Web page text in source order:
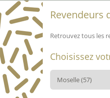
Revendeurs
Retrouvez tous les
Choisissez